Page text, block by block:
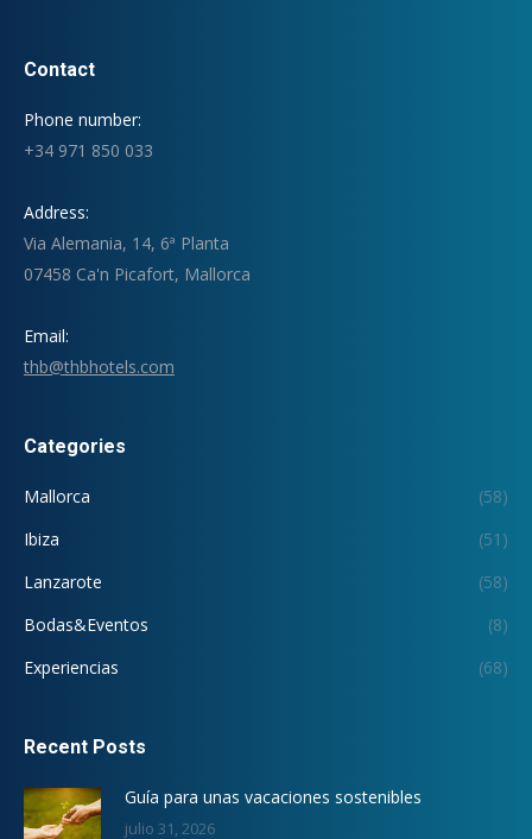
Contact
Phone number:
+34 971 850 033
Address:
Via Alemania, 14, 6ª Planta
07458 Ca'n Picafort, Mallorca
Email:
thb@thbhotels.com
Categories
Mallorca
(58)
Ibiza
(51)
Lanzarote
(58)
Bodas&Eventos
(8)
Experiencias
(68)
Recent Posts
Guía para unas vacaciones sostenibles
julio 31, 2026